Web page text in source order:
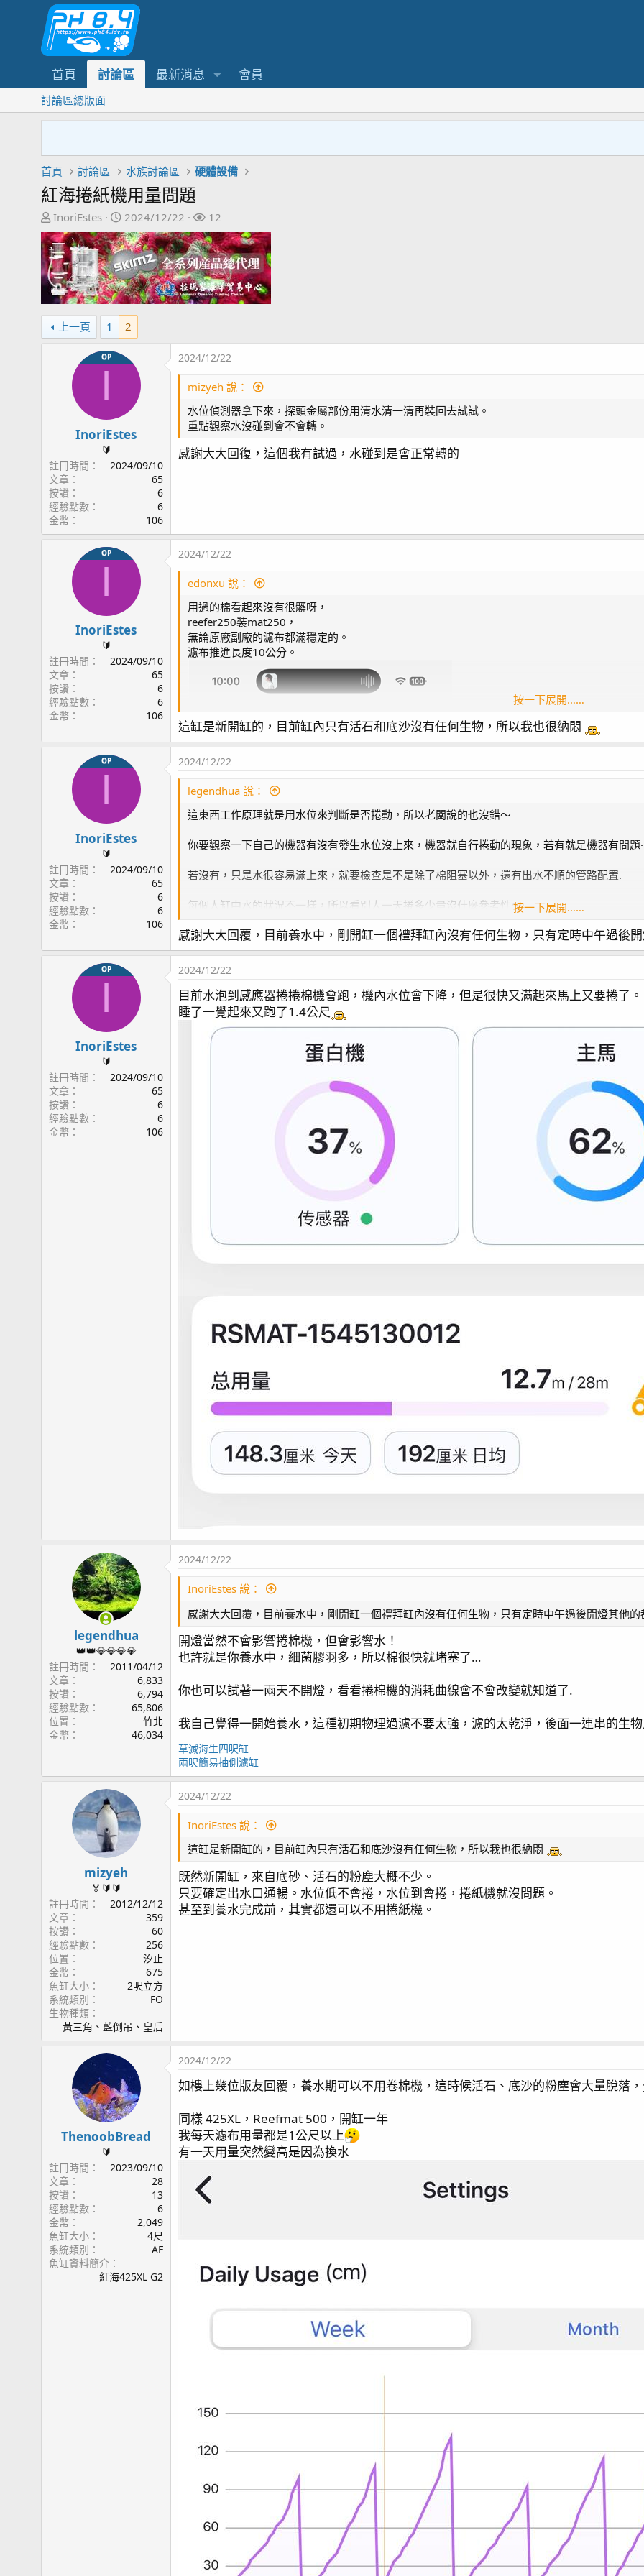
首頁 討論區 最新消息 會員
討論區總版面
首頁 討論區 水族討論區 硬體設備
紅海捲紙機用量問題
主
題
發
起
人
InoriEstes
開
始
日
期
2024/12/22
關
注
者
12
上一頁 1 2
OP
I
InoriEstes
🔰
註冊時間
2024/09/10
文章
65
按讚
6
經驗點數
6
金幣
106
2024/12/22
mizyeh 說：
水位偵測器拿下來，探頭金屬部份用清水清一清再裝回去試試。
重點觀察水沒碰到會不會轉。
感謝大大回復，這個我有試過，水碰到是會正常轉的
OP
I
InoriEstes
🔰
註冊時間
2024/09/10
文章
65
按讚
6
經驗點數
6
金幣
106
2024/12/22
edonxu 說：
用過的棉看起來沒有很髒呀，
reefer250裝mat250，
無論原廠副廠的濾布都滿穩定的。
濾布推進長度10公分。
按一下展開……
這缸是新開缸的，目前缸內只有活石和底沙沒有任何生物，所以我也很納悶
OP
I
InoriEstes
🔰
註冊時間
2024/09/10
文章
65
按讚
6
經驗點數
6
金幣
106
2024/12/22
legendhua 說：
這東西工作原理就是用水位來判斷是否捲動，所以老闆說的也沒錯～
你要觀察一下自己的機器有沒有發生水位沒上來，機器就自行捲動的現象，若有就是機器有問題·
若沒有，只是水很容易滿上來，就要檢查是不是除了棉阻塞以外，還有出水不順的管路配置.
每個人缸中水的狀況不一樣，所以看別人一天捲多少量沒什麼參考性～
不過觀察幾位魚友貼上的數據還蠻有趣的，
有人24小時捲紙的速率是一樣的，有人則是分時段不同，你的看起來都是中午過後，捲棉速度
麼特別的操作，像是開燈，馬達出力排程變動…等，或許能找到些相關原因.
按一下展開……
感謝大大回覆，目前養水中，剛開缸一個禮拜缸內沒有任何生物，只有定時中午過後
OP
I
InoriEstes
🔰
註冊時間
2024/09/10
文章
65
按讚
6
經驗點數
6
金幣
106
2024/12/22
目前水泡到感應器捲捲棉機會跑，機內水位會下降，但是很快又滿起來馬上又要捲了。
睡了一覺起來又跑了1.4公尺
legendhua
👑👑💎💎💎💎
註冊時間
2011/04/12
文章
6,833
按讚
6,794
經驗點數
65,806
位置
竹北
金幣
46,034
2024/12/22
InoriEstes 說：
感謝大大回覆，目前養水中，剛開缸一個禮拜缸內沒有任何生物，只有定時中午過後開燈其他
開燈當然不會影響捲棉機，但會影響水！
也許就是你養水中，細菌膠羽多，所以棉很快就堵塞了…
你也可以試著一兩天不開燈，看看捲棉機的消耗曲線會不會改變就知道了.
我自己覺得一開始養水，這種初期物理過濾不要太強，濾的太乾淨，後面一連串的生
草滅海生四呎缸
兩呎簡易抽側濾缸
mizyeh
🏅🔰🔰
註冊時間
2012/12/12
文章
359
按讚
60
經驗點數
256
位置
汐止
金幣
675
魚缸大小
2呎立方
系統類別
FO
生物種類
黃三角、藍倒吊、皇后
2024/12/22
InoriEstes 說：
這缸是新開缸的，目前缸內只有活石和底沙沒有任何生物，所以我也很納悶
既然新開缸，來自底砂、活石的粉塵大概不少。
只要確定出水口通暢。水位低不會捲，水位到會捲，捲紙機就沒問題。
甚至到養水完成前，其實都還可以不用捲紙機。
ThenoobBread
🔰
註冊時間
2023/09/10
文章
28
按讚
13
經驗點數
6
金幣
2,049
魚缸大小
4尺
系統類別
AF
魚缸資料簡介
紅海425XL G2
2024/12/22
如樓上幾位版友回覆，養水期可以不用卷棉機，這時候活石、底沙的粉塵會大量脫落
同樣 425XL，Reefmat 500，開缸一年
我每天濾布用量都是1公尺以上
有一天用量突然變高是因為換水